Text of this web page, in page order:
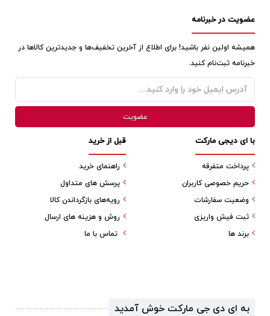
عضویت در خبرنامه
همیشه اولین نفر باشید! برای اطلاع از آخرین تخفیف‌ها و جدیدترین کالاها در
خبرنامه ثبت‌نام کنید.
قبل از خرید
راهنمای خرید
پرسش های متداول
رویه‌های بازگرداندن کالا
روش و هزینه های ارسال
تماس با ما
با ای دیجی مارکت
پرداخت متفرقه
حریم خصوصی کاربران
وضعیت سفارشات
ثبت فیش واریزی
برند ها
به ای دی جی مارکت خوش آمدید